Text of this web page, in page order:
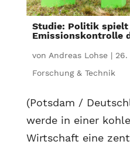
Studie: Politik spielt
Emissionskontrolle
von Andreas Lohse| 26.
Forschung & Technik
(Potsdam /
werde in einer
Wirtschaft eine